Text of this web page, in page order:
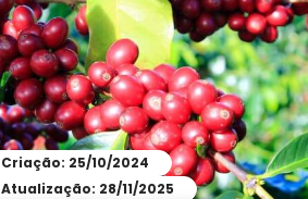
Criação: 25/10/2024
Atualização: 28/11/2025